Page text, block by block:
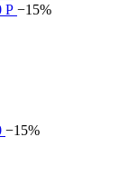
−15%
−15%